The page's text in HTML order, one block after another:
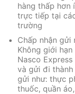
hàng thấp hơn
trực tiếp tại
trường
Chấp nhận gửi
Không giới
Nasco
và gửi đi
gửi như: thực
thuốc, quần